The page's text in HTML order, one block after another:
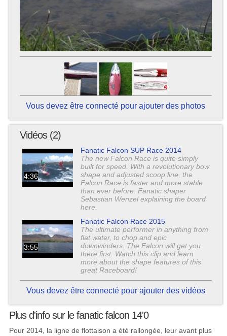
Vous devez être connecté pour ajouter des photos
Vidéos (2)
4:36
Fanatic Falcon SUP Race 2014
The new Falcon Race is quite simply
built for speed. With a revolutionary bow
shape and adjusted scoop line, the
Falcon Race is faster and more stable
than ever before. Fanatic shaper
Sebastian Wenzel explaining the board
here.
3:55
Fanatic Falcon Race 2015
The ultimate performer in anything from
flat water, to chop and epic
downwinders. The Falcon will get you
there first. Watch this clip and learn
more about the shape features of this
great Raceboard!
Vous devez être connecté pour ajouter des vidéos
Plus d'info sur le fanatic falcon 14'0
Pour 2014, la ligne de flottaison a été rallongée, leur avant plus